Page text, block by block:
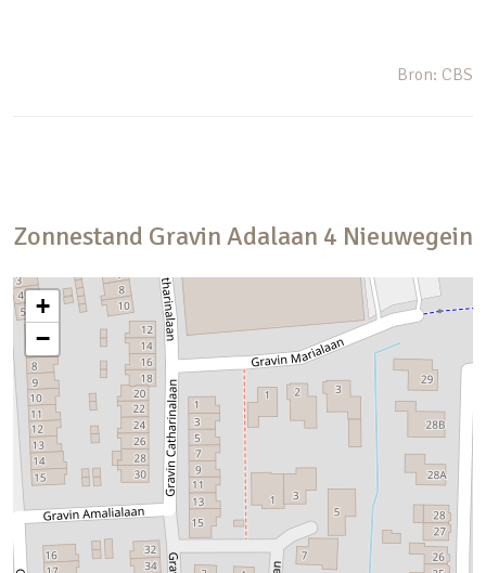
Bron: CBS
Zonnestand Gravin Adalaan 4 Nieuwegein
+
−